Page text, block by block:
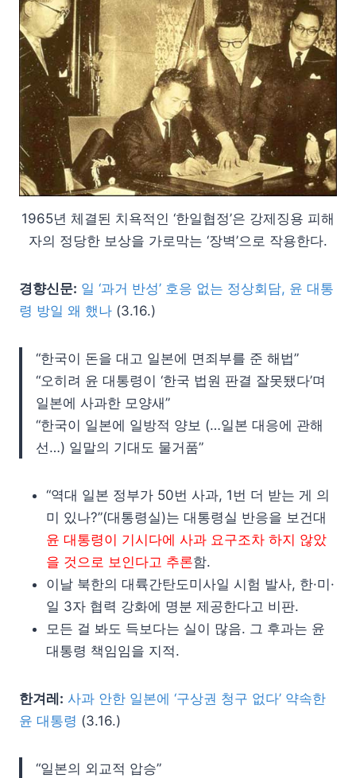
1965년 체결된 치욕적인 ‘한일협정’은 강제징용 피해
자의 정당한 보상을 가로막는 ‘장벽’으로 작용한다.
경향신문: 일 ‘과거 반성’ 호응 없는 정상회담, 윤 대통
령 방일 왜 했나 (3.16.)
“한국이 돈을 대고 일본에 면죄부를 준 해법”
“오히려 윤 대통령이 ‘한국 법원 판결 잘못됐다’며
일본에 사과한 모양새”
“한국이 일본에 일방적 양보 (…일본 대응에 관해
선…) 일말의 기대도 물거품”
“역대 일본 정부가 50번 사과, 1번 더 받는 게 의
미 있나?”(대통령실)는 대통령실 반응을 보건대
윤 대통령이 기시다에 사과 요구조차 하지 않았
을 것으로 보인다고 추론함.
이날 북한의 대륙간탄도미사일 시험 발사, 한·미·
일 3자 협력 강화에 명분 제공한다고 비판.
모든 걸 봐도 득보다는 실이 많음. 그 후과는 윤
대통령 책임임을 지적.
한겨레: 사과 안한 일본에 ‘구상권 청구 없다’ 약속한
윤 대통령 (3.16.)
“일본의 외교적 압승”